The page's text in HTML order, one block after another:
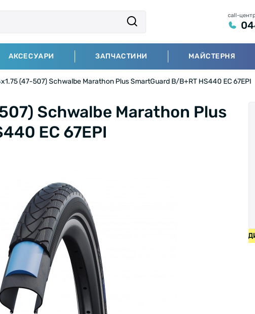
call-
АКСЕСУАРИ ЗАПЧАСТИНИ МАЙСТЕРНЯ
(47-507) Schwalbe Marathon Plus SmartGuard B/B+RT HS440 EC 67EPI
Schwalbe Marathon Plus
EC 67EPI
ВЕЛОСИПЕДИ ВІД 2000 ГРН • БЕЗКОШТОВНА ДОСТАВКА НА